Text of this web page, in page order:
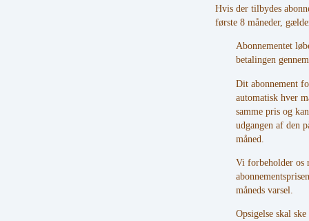
Hvis der tilbydes
første 8 måneder,
Abonnementet
betalingen
Dit abonnement
automatisk hver
samme pris og
udgangen af den
måned.
Vi forbeholder os
måneds varsel.
Opsigelse skal